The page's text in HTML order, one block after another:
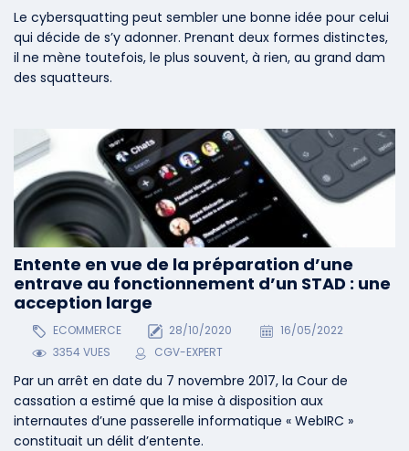
Le cybersquatting peut sembler une bonne idée pour celui
qui décide de s’y adonner. Prenant deux formes distinctes,
il ne mène toutefois, le plus souvent, à rien, au grand dam
des squatteurs.
Entente en vue de la préparation d’une
entrave au fonctionnement d’un STAD : une
acception large
ECOMMERCE 28/10/2020
16/05/2022
3354 VUES
CGV-EXPERT
Par un arrêt en date du 7 novembre 2017, la Cour de
cassation a estimé que la mise à disposition aux
internautes d’une passerelle informatique « WebIRC »
constituait un délit d’entente.